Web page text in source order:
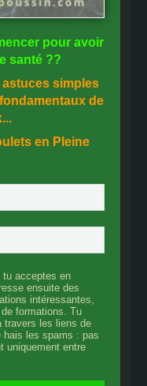
pour avoir
santé ??
astuces simples
de
en Pleine
tu acceptes en
ensuite des
intéressantes,
formations. Tu
travers les liens de
les spams : pas
uniquement entre